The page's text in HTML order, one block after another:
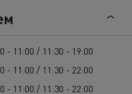
- 11:00 / 11:30 - 19:00
- 11:00 / 11:30 - 22:00
- 11:00 / 11:30 - 22:00